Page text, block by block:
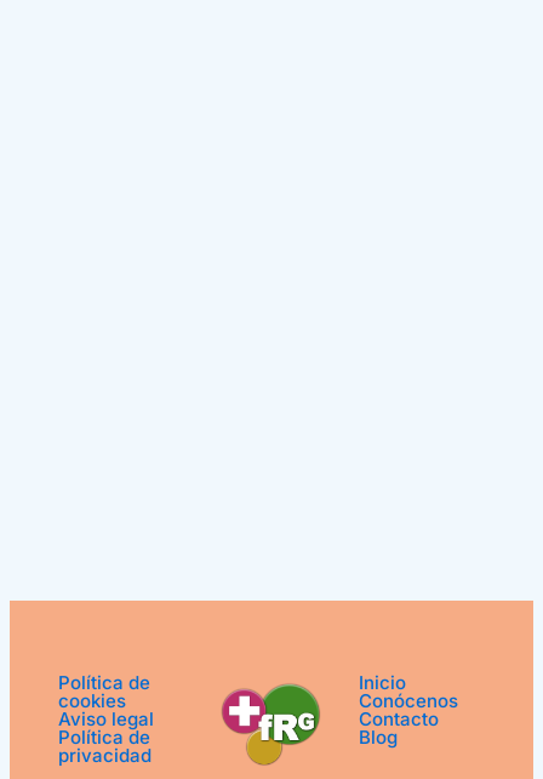
Política de
cookies
Aviso legal
Política de
privacidad
Inicio
Conócenos
Contacto
Blog